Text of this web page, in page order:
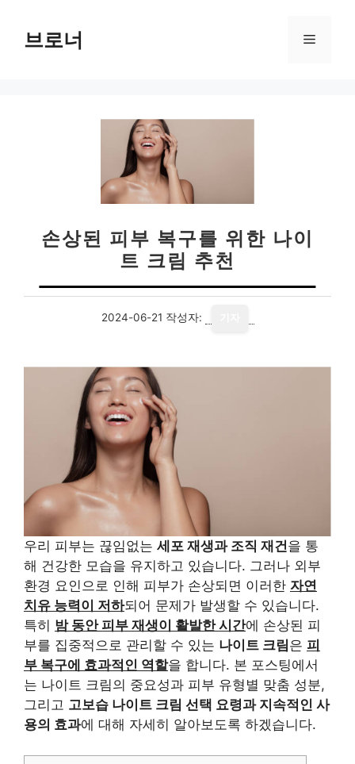
브로너 메
손상된 피부 복구를 위한 나이
트 크림 추천
2024-06-21 작성자:
우리 피부는 끊임없는 세포 재생과 조직 재건을 통
해 건강한 모습을 유지하고 있습니다. 그러나 외부
환경 요인으로 인해 피부가 손상되면 이러한 자연
치유 능력이 저하되어 문제가 발생할 수 있습니다.
특히 밤 동안 피부 재생이 활발한 시간에 손상된 피
부를 집중적으로 관리할 수 있는 나이트 크림은 피
부 복구에 효과적인 역할을 합니다. 본 포스팅에서
는 나이트 크림의 중요성과 피부 유형별 맞춤 성분,
그리고 고보습 나이트 크림 선택 요령과 지속적인 사
용의 효과에 대해 자세히 알아보도록 하겠습니다.